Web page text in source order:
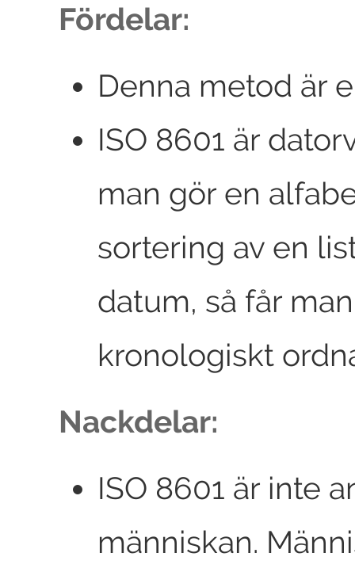
Fördelar:
Denna metod är
ISO 8601 är
man gör en
sortering av en
datum, så får
kronologiskt
Nackdelar:
ISO 8601 är inte
människan.